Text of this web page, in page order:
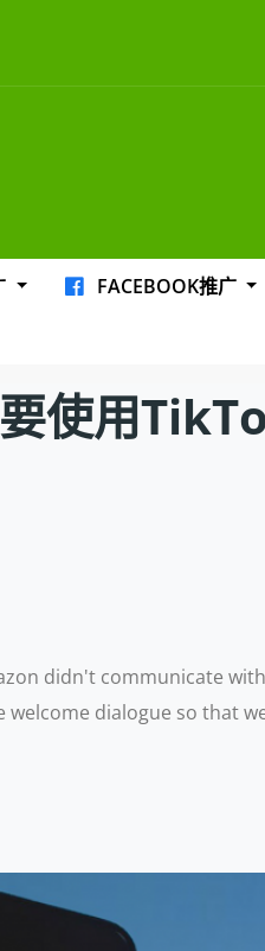
FACEBOOK推广
使用
didn't communicate
dialogue so that